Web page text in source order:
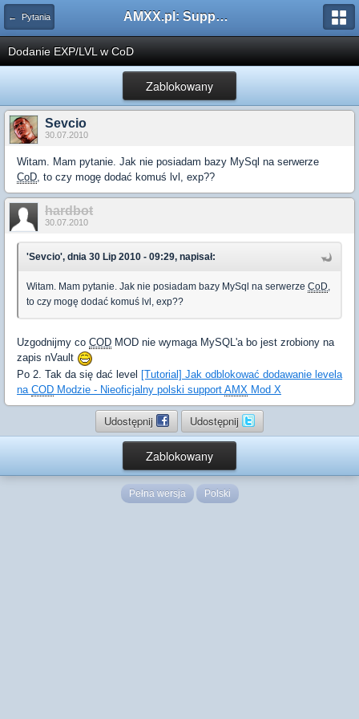
← Pytania AMXX.pl: Support AMX Mod X i SourceMod
Dodanie EXP/LVL w CoD
Zablokowany
Sevcio
30.07.2010
Witam. Mam pytanie. Jak nie posiadam bazy MySql na serwerze
CoD, to czy mogę dodać komuś lvl, exp??
hardbot
30.07.2010
'Sevcio', dnia 30 Lip 2010 - 09:29, napisał:
Witam. Mam pytanie. Jak nie posiadam bazy MySql na serwerze CoD,
to czy mogę dodać komuś lvl, exp??
Uzgodnijmy co COD MOD nie wymaga MySQL'a bo jest zrobiony na
zapis nVault
Po 2. Tak da się dać level [Tutorial] Jak odblokować dodawanie levela
na COD Modzie - Nieoficjalny polski support AMX Mod X
Udostępnij Udostępnij
Zablokowany
Pełna wersja Polski